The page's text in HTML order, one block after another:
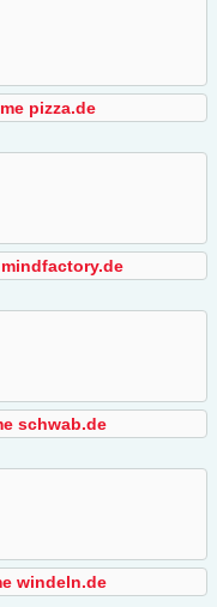
pizza.de
schwab.de
windeln.de